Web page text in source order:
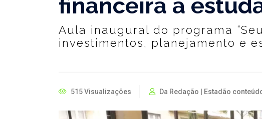
financeira a
Aula inaugural do programa
investimentos, planejamento e
515 Visualizações Da Redação | Estadão